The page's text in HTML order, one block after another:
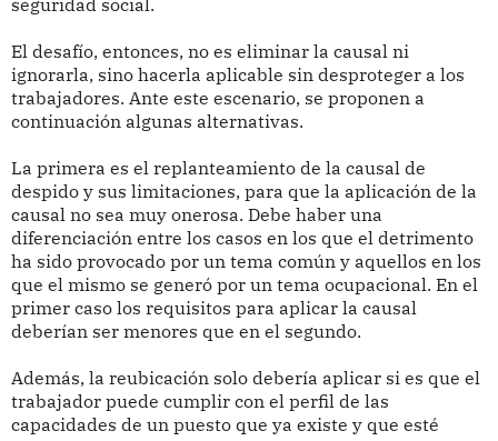
seguridad social.
El desafío, entonces, no es eliminar la causal ni
ignorarla, sino hacerla aplicable sin desproteger a los
trabajadores. Ante este escenario, se proponen a
continuación algunas alternativas.
La primera es el replanteamiento de la causal de
despido y sus limitaciones, para que la aplicación de la
causal no sea muy onerosa. Debe haber una
diferenciación entre los casos en los que el detrimento
ha sido provocado por un tema común y aquellos en los
que el mismo se generó por un tema ocupacional. En el
primer caso los requisitos para aplicar la causal
deberían ser menores que en el segundo.
Además, la reubicación solo debería aplicar si es que el
trabajador puede cumplir con el perfil de las
capacidades de un puesto que ya existe y que esté